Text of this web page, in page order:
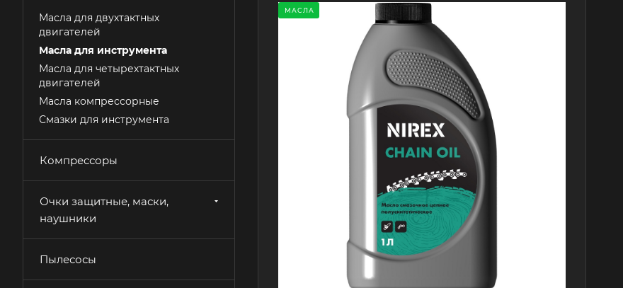
МАСЛА
Масла для двухтактных
двигателей
Масла для инструмента
Масла для четырехтактных
двигателей
Масла компрессорные
Смазки для инструмента
Компрессоры
Очки защитные, маски,
наушники
Пылесосы